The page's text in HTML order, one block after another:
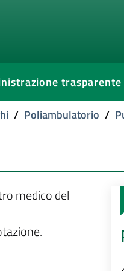
trasparente
/ Poliambulatorio /
medico del